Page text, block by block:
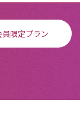
員限定プラン